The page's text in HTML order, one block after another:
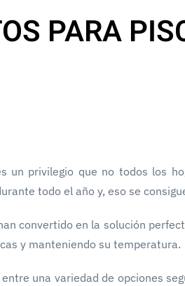
PARA
un privilegio que no todos los
todo el año y, eso se
convertido en la solución
y manteniendo su temperatura.
una variedad de opciones